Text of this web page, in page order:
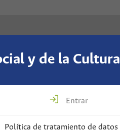
y de la Cultura
Entrar
Política de tratamiento de datos